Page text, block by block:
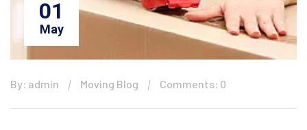
01
May
By: admin Moving Blog Comments: 0